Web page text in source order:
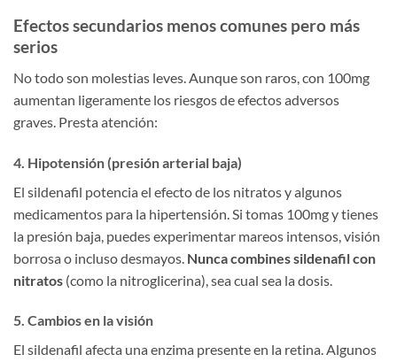
Efectos secundarios menos comunes pero más
serios
No todo son molestias leves. Aunque son raros, con 100mg
aumentan ligeramente los riesgos de efectos adversos
graves. Presta atención:
4. Hipotensión (presión arterial baja)
El sildenafil potencia el efecto de los nitratos y algunos
medicamentos para la hipertensión. Si tomas 100mg y tienes
la presión baja, puedes experimentar mareos intensos, visión
borrosa o incluso desmayos. Nunca combines sildenafil con
nitratos (como la nitroglicerina), sea cual sea la dosis.
5. Cambios en la visión
El sildenafil afecta una enzima presente en la retina. Algunos